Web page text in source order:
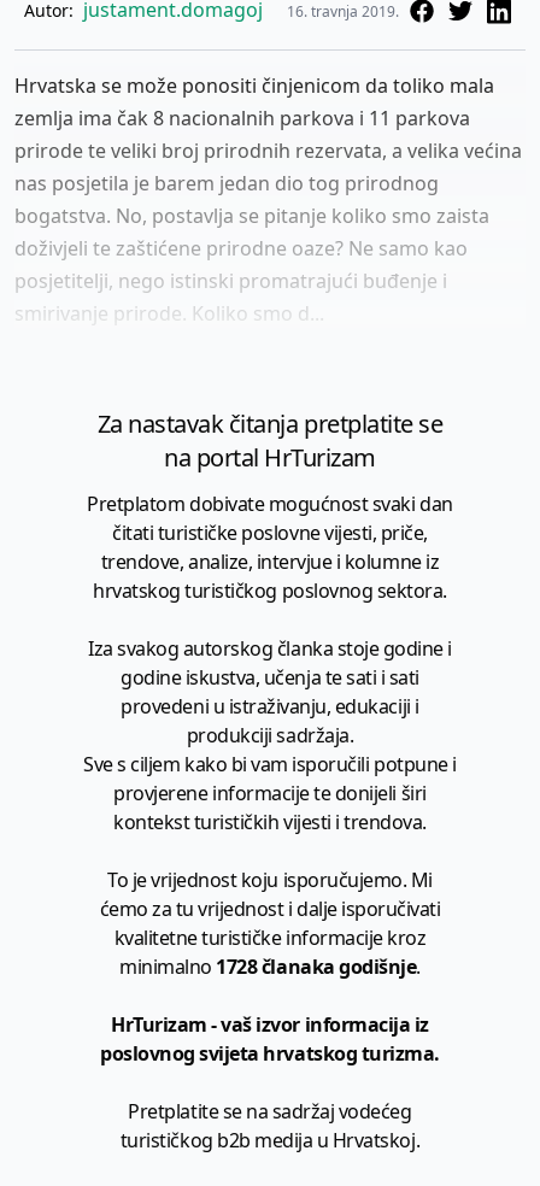
Autor: justament.domagoj 16. travnja 2019.
Hrvatska se može ponositi činjenicom da toliko mala
zemlja ima čak 8 nacionalnih parkova i 11 parkova
prirode te veliki broj prirodnih rezervata, a velika većina
nas posjetila je barem jedan dio tog prirodnog
bogatstva. No, postavlja se pitanje koliko smo zaista
doživjeli te zaštićene prirodne oaze? Ne samo kao
posjetitelji, nego istinski promatrajući buđenje i
smirivanje prirode. Koliko smo d...
Za nastavak čitanja pretplatite se
na portal HrTurizam
Pretplatom dobivate mogućnost svaki dan
čitati turističke poslovne vijesti, priče,
trendove, analize, intervjue i kolumne iz
hrvatskog turističkog poslovnog sektora.
Iza svakog autorskog članka stoje godine i
godine iskustva, učenja te sati i sati
provedeni u istraživanju, edukaciji i
produkciji sadržaja.
Sve s ciljem kako bi vam isporučili potpune i
provjerene informacije te donijeli širi
kontekst turističkih vijesti i trendova.
To je vrijednost koju isporučujemo. Mi
ćemo za tu vrijednost i dalje isporučivati
kvalitetne turističke informacije kroz
minimalno 1728 članaka godišnje.
HrTurizam - vaš izvor informacija iz
poslovnog svijeta hrvatskog turizma.
Pretplatite se na sadržaj vodećeg
turističkog b2b medija u Hrvatskoj.